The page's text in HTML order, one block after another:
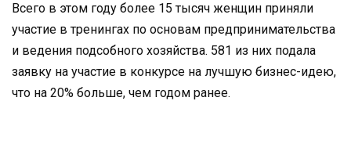
Всего в этом году более 15 тысяч женщин приняли
участие в тренингах по основам предпринимательства
и ведения подсобного хозяйства. 581 из них подала
заявку на участие в конкурсе на лучшую бизнес-идею,
что на 20% больше, чем годом ранее.